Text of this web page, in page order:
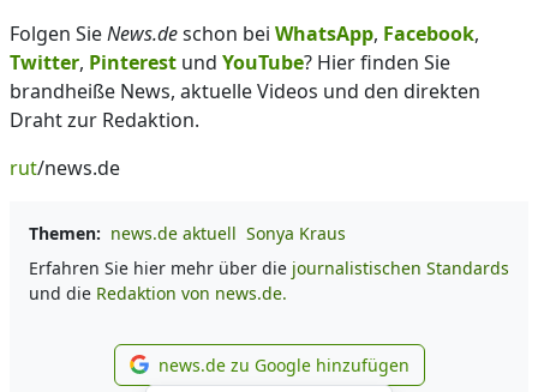
Folgen SieNews.deschon bei WhatsApp, Facebook,
Twitter, Pinterest und YouTube? Hier finden Sie
brandheiße News, aktuelle Videos und den direkten
Draht zur Redaktion.
rut/news.de
Themen: news.de aktuell Sonya Kraus
Erfahren Sie hier mehr über die journalistischen Standards
und die Redaktion von news.de.
news.de zu Google
news.de zu Google hinzufügen